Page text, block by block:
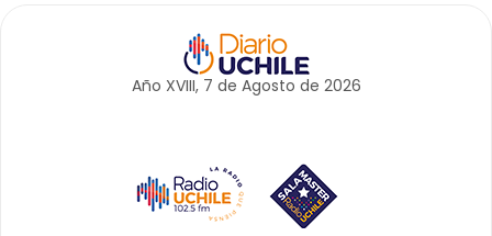
Año XVIII, 7 de Agosto de 2026